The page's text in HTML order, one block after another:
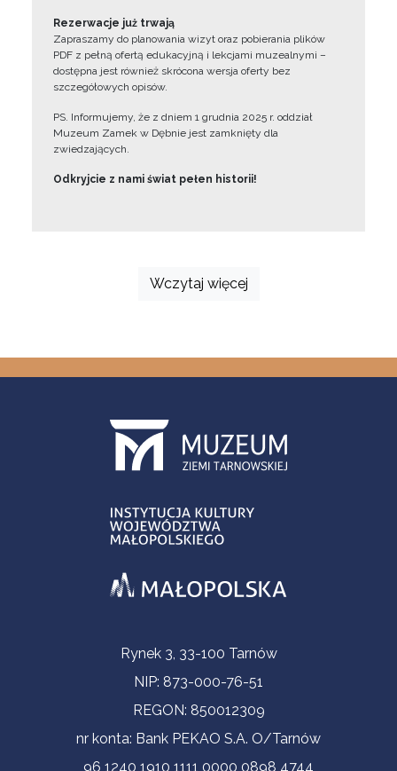
Rezerwacje już trwają
Zapraszamy do planowania wizyt oraz pobierania plików
PDF z pełną ofertą edukacyjną i lekcjami muzealnymi –
dostępna jest również skrócona wersja oferty bez
szczegółowych opisów.
PS. Informujemy, że z dniem 1 grudnia 2025 r. oddział
Muzeum Zamek w Dębnie jest zamknięty dla
zwiedzających.
Odkryjcie z nami świat pełen historii!
Wczytaj więcej
Informacje kontaktoweRynek 3, 33-100 Tarnów
NIP: 873-000-76-51
REGON: 850012309
nr konta: Bank PEKAO S.A. O/Tarnów
96 1240 1910 1111 0000 0898 4744